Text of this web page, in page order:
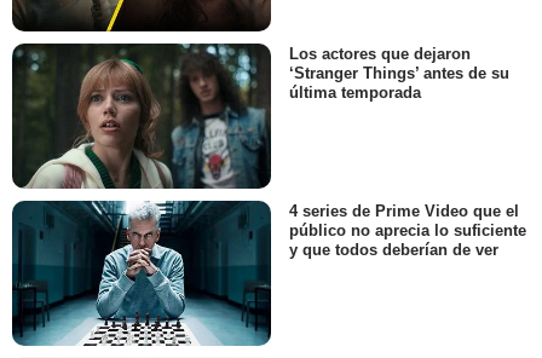
Los actores que dejaron
‘Stranger Things’ antes de su
última temporada
4 series de Prime Video que el
público no aprecia lo suficiente
y que todos deberían de ver